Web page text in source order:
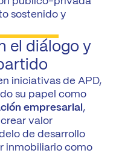
sostenido y
el diálogo y
iniciativas de APD,
su papel como
empresarial ,
valor
de desarrollo
inmobiliario como